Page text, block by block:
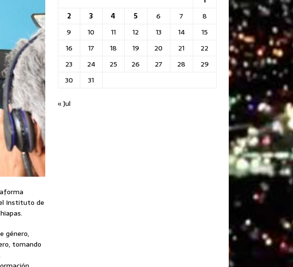
Instituto de
género,
tomando
2
3 4 5 6 7
8
9
10 11 12 13 14
15
16
17 18 19 20 21
22
23
24 25 26 27 28
29
30
31
« Jul